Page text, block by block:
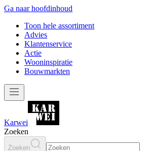
Ga naar hoofdinhoud
Toon hele assortiment
Advies
Klantenservice
Actie
Wooninspiratie
Bouwmarkten
Karwei
Zoeken
Zoeken